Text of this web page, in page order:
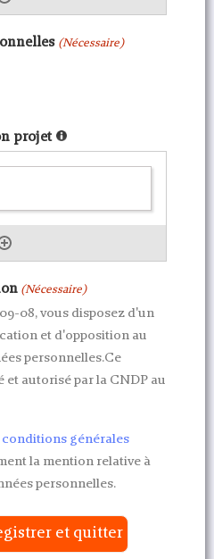
(Nécessaire)
projet
(Nécessaire)
08, vous disposez d'un
et d'opposition au
personnelles.Ce
et autorisé par la CNDP au
conditions générales
la mention relative à
personnelles.
et quitter